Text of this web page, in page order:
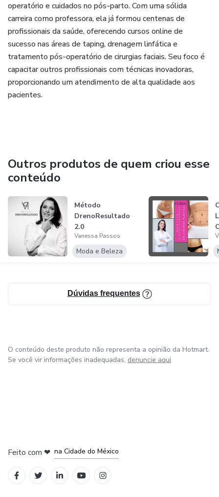
operatório e cuidados no pós-parto. Com uma sólida
carreira como professora, ela já formou centenas de
profissionais da saúde, oferecendo cursos online de
sucesso nas áreas de taping, drenagem linfática e
tratamento pós-operatório de cirurgias faciais. Seu foco é
capacitar outros profissionais com técnicas inovadoras,
proporcionando um atendimento de alta qualidade aos
pacientes.
Outros produtos de quem criou esse
conteúdo
Método
DrenoResultado
2.0
Vanessa Passos
Moda e Beleza
Dúvidas frequentes
O conteúdo deste produto não representa a opinião da Hotmart.
Se você vir informações inadequadas, denuncie aqui
Feito com ❤ na Cidade do México